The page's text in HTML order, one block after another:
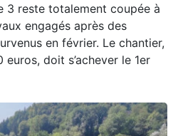
3 reste totalement coupée à
engagés après des
en février. Le chantier,
euros, doit s’achever le 1er